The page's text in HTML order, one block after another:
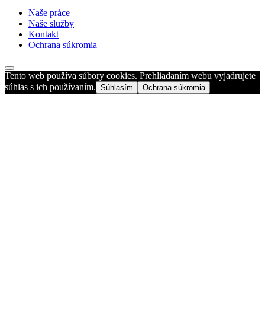
Naše práce
Naše služby
Kontakt
Ochrana súkromia
Tento web používa súbory cookies. Prehliadaním webu vyjadrujete
súhlas s ich používaním. Súhlasím Ochrana súkromia